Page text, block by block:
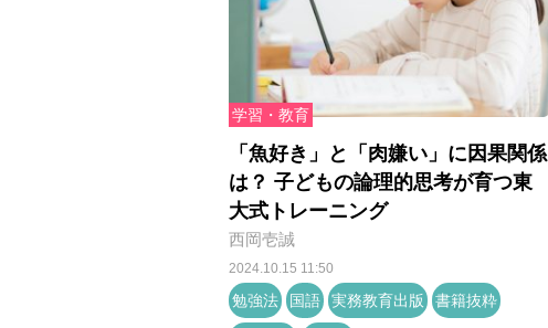
学習・教育
「魚好き」と「肉嫌い」に因果関係
は？ 子どもの論理的思考が育つ東
大式トレーニング
西岡壱誠
2024.10.15 11:50
勉強法 国語 実務教育出版 書籍抜粋